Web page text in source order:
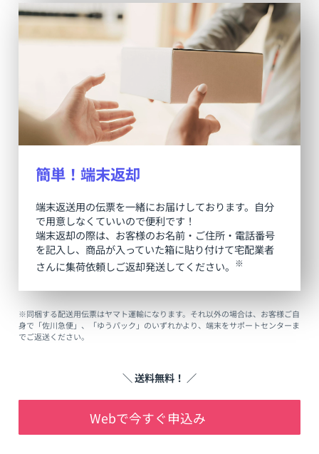
簡単！端末返却
端末返送用の伝票を一緒にお届けしております。自分
で用意しなくていいので便利です！
端末返却の際は、お客様のお名前・ご住所・電話番号
を記入し、商品が入っていた箱に貼り付けて宅配業者
さんに集荷依頼しご返却発送してください。 ※
※同梱する配送用伝票はヤマト運輸になります。それ以外の場合は、お客様ご自
身で「佐川急便」、「ゆうパック」のいずれかより、端末をサポートセンターま
でご返送ください。
＼ 送料無料！ ／
Webで今すぐ申込み